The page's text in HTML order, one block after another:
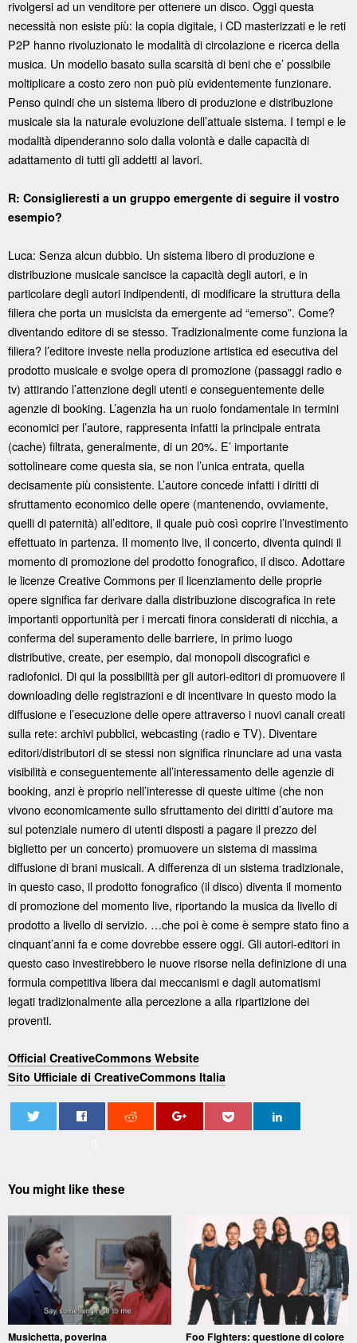
rivolgersi ad un venditore per ottenere un disco. Oggi questa
necessità non esiste più: la copia digitale, i CD masterizzati e le reti
P2P hanno rivoluzionato le modalità di circolazione e ricerca della
musica. Un modello basato sulla scarsità di beni che e’ possibile
moltiplicare a costo zero non può più evidentemente funzionare.
Penso quindi che un sistema libero di produzione e distribuzione
musicale sia la naturale evoluzione dell’attuale sistema. I tempi e le
modalità dipenderanno solo dalla volontà e dalle capacità di
adattamento di tutti gli addetti ai lavori.
R: Consiglieresti a un gruppo emergente di seguire il vostro
esempio?
Luca: Senza alcun dubbio. Un sistema libero di produzione e
distribuzione musicale sancisce la capacità degli autori, e in
particolare degli autori indipendenti, di modificare la struttura della
filiera che porta un musicista da emergente ad “emerso”. Come?
diventando editore di se stesso. Tradizionalmente come funziona la
filiera? l’editore investe nella produzione artistica ed esecutiva del
prodotto musicale e svolge opera di promozione (passaggi radio e
tv) attirando l’attenzione degli utenti e conseguentemente delle
agenzie di booking. L’agenzia ha un ruolo fondamentale in termini
economici per l’autore, rappresenta infatti la principale entrata
(cache) filtrata, generalmente, di un 20%. E’ importante
sottolineare come questa sia, se non l’unica entrata, quella
decisamente più consistente. L’autore concede infatti i diritti di
sfruttamento economico delle opere (mantenendo, ovviamente,
quelli di paternità) all’editore, il quale può così coprire l’investimento
effettuato in partenza. Il momento live, il concerto, diventa quindi il
momento di promozione del prodotto fonografico, il disco. Adottare
le licenze Creative Commons per il licenziamento delle proprie
opere significa far derivare dalla distribuzione discografica in rete
importanti opportunità per i mercati finora considerati di nicchia, a
conferma del superamento delle barriere, in primo luogo
distributive, create, per esempio, dai monopoli discografici e
radiofonici. Di qui la possibilità per gli autori-editori di promuovere il
downloading delle registrazioni e di incentivare in questo modo la
diffusione e l’esecuzione delle opere attraverso i nuovi canali creati
sulla rete: archivi pubblici, webcasting (radio e TV). Diventare
editori/distributori di se stessi non significa rinunciare ad una vasta
visibilità e conseguentemente all’interessamento delle agenzie di
booking, anzi è proprio nell’interesse di queste ultime (che non
vivono economicamente sullo sfruttamento dei diritti d’autore ma
sul potenziale numero di utenti disposti a pagare il prezzo del
biglietto per un concerto) promuovere un sistema di massima
diffusione di brani musicali. A differenza di un sistema tradizionale,
in questo caso, il prodotto fonografico (il disco) diventa il momento
di promozione del momento live, riportando la musica da livello di
prodotto a livello di servizio. …che poi è come è sempre stato fino a
cinquant’anni fa e come dovrebbe essere oggi. Gli autori-editori in
questo caso investirebbero le nuove risorse nella definizione di una
formula competitiva libera dai meccanismi e dagli automatismi
legati tradizionalmente alla percezione a alla ripartizione dei
proventi.
Official CreativeCommons Website
Sito Ufficiale di CreativeCommons Italia
You might like these
Musichetta, poverina
Foo Fighters: questione di colore